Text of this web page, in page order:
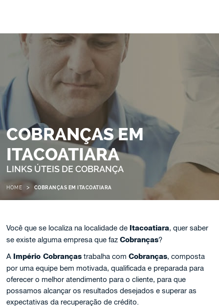
COBRANÇAS EM
ITACOATIARA
LINKS ÚTEIS DE COBRANÇA
HOME > COBRANÇAS EM ITACOATIARA
Você que se localiza na localidade de Itacoatiara, quer saber
se existe alguma empresa que fazCobranças?
A Império Cobranças trabalha comCobranças, composta
por uma equipe bem motivada, qualificada e preparada para
oferecer o melhor atendimento para o cliente, para que
possamos alcançar os resultados desejados e superar as
expectativas da recuperação de crédito.